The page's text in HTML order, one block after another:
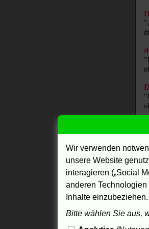
Wir verwenden
unsere Website
interagieren („Social
anderen
Inhalte
Bitte wählen Sie aus,